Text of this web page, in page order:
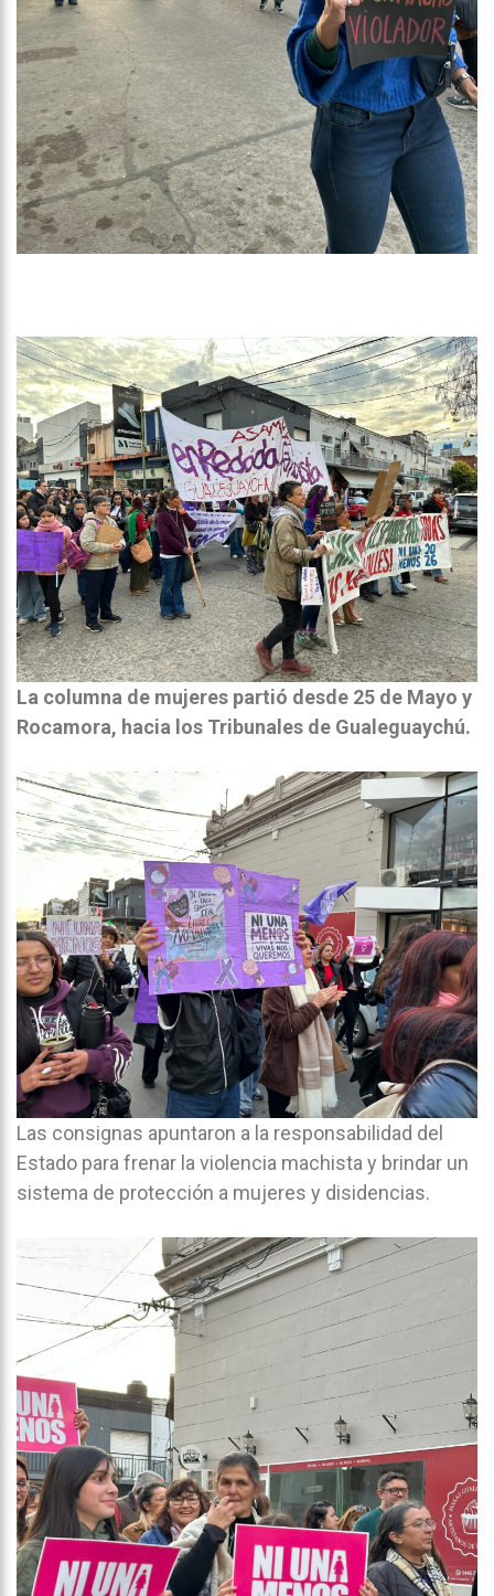
La columna de mujeres partió desde 25 de Mayo y
Rocamora, hacia los Tribunales de Gualeguaychú.
Las consignas apuntaron a la responsabilidad del
Estado para frenar la violencia machista y brindar un
sistema de protección a mujeres y disidencias.